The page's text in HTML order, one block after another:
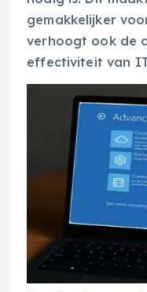
gemakkelijker
verhoogt ook de
effectiviteit van